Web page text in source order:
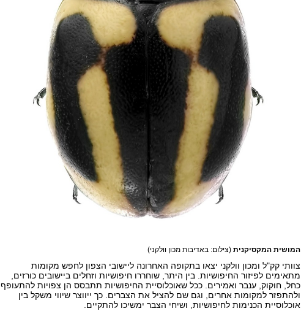
המושית המקסיקנית (צילום: באדיבות מכון וולקני)
צוותי קק"ל ומכון וולקני יצאו בתקופה האחרונה ליישובי הצפון לחפש מקומות
מתאימים לפיזור החיפושיות. בין היתר, שוחררו חיפושיות וזחלים ביישובים כורזים,
כחל, חוקוק, ענבר ואמירים. ככל שאוכלוסיית החיפושיות תתבסס הן צפויות להתעופף
ולהתפזר למקומות אחרים, וגם שם להציל את הצברים. כך ייווצר שיווי משקל בין
אוכלוסיית הכנימות לחיפושיות, ושיחי הצבר ימשיכו להתקיים.